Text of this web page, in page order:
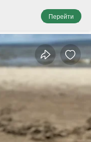
Перейти